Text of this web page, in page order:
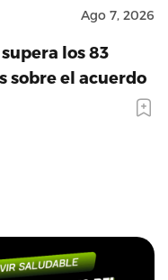
Ago 7, 2026
los 83
sobre el acuerdo